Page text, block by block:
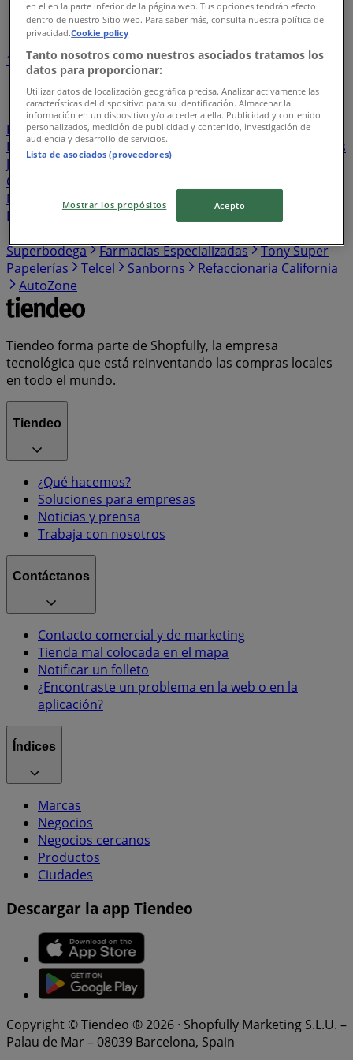
Índice de negocios en Malinalco
1 45
26
Farmacias Benavides
Construrama
Liverpool
Farmacias YZA
Zorro Banregio La Comer
La
Parisina
Sayer Interceramic
Carl's
Jr
Modatelas Plaza de la Tecnología
Club
McDonald's
Price Shoes
Burger King
Domino's Pizza
Helvex Soriana Súper Milano
Superbodega
Farmacias Especializadas
Tony Super
Papelerías
Telcel Sanborns
Refaccionaria California
AutoZone
Tiendeo forma parte de Shopfully, la empresa
tecnológica que está reinventando las compras locales
en todo el mundo.
Tiendeo
¿Qué hacemos?
Soluciones para empresas
Noticias y prensa
Trabaja con nosotros
Contáctanos
Contacto comercial y de marketing
Tienda mal colocada en el mapa
Notificar un folleto
¿Encontraste un problema en la web o en la
aplicación?
Índices
Marcas
Negocios
Negocios cercanos
Productos
Ciudades
Descargar la app Tiendeo
Copyright © Tiendeo ® 2026 · Shopfully Marketing S.L.U. –
Palau de Mar – 08039 Barcelona, Spain
en el en la parte inferior de la página web. Tus opciones tendrán efecto
dentro de nuestro Sitio web. Para saber más, consulta nuestra política de
privacidad.Cookie policy
Tanto nosotros como nuestros asociados tratamos los
datos para proporcionar:
Utilizar datos de localización geográfica precisa. Analizar activamente las
características del dispositivo para su identificación. Almacenar la
información en un dispositivo y/o acceder a ella. Publicidad y contenido
personalizados, medición de publicidad y contenido, investigación de
audiencia y desarrollo de servicios.
Lista de asociados (proveedores)
Mostrar los propósitos Acepto